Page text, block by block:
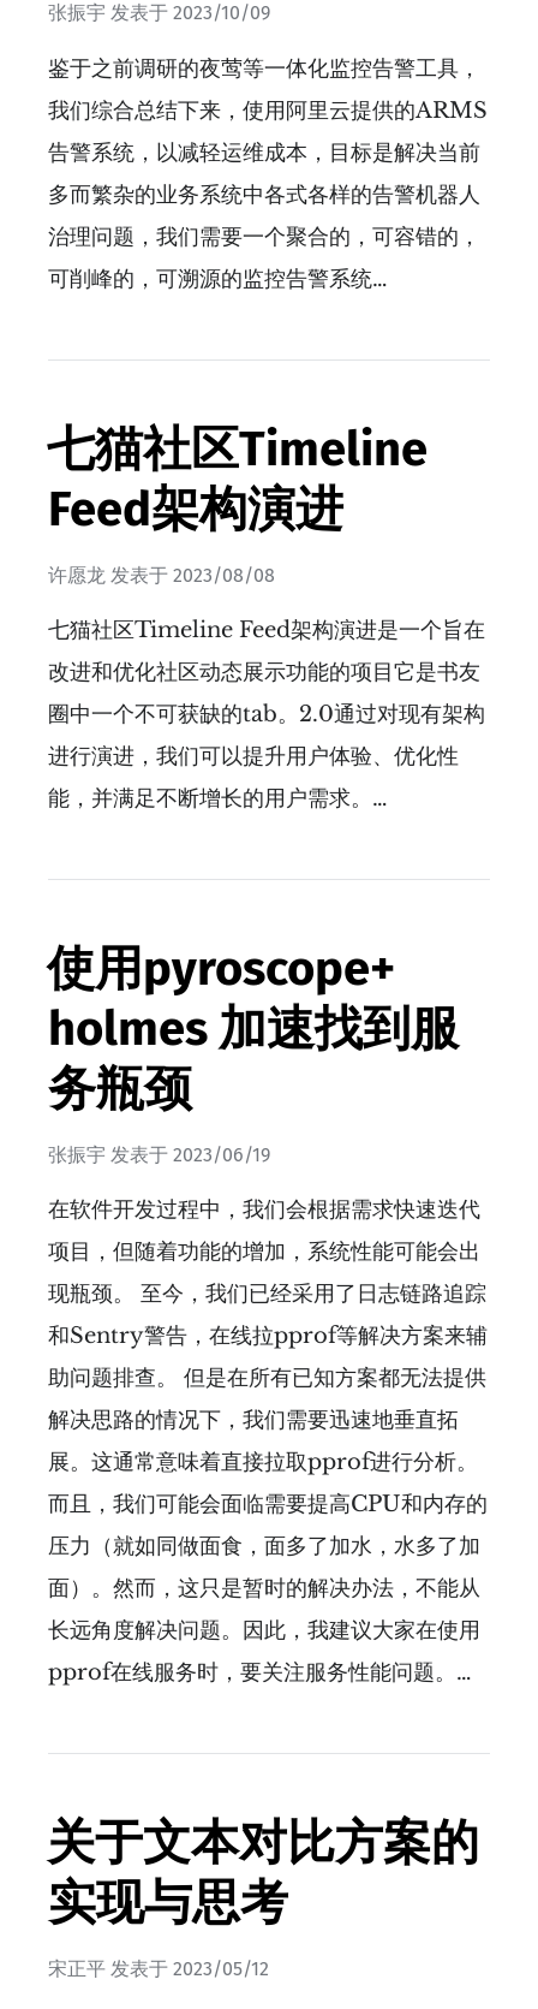
张振宇 发表于 2023/10/09
鉴于之前调研的夜莺等一体化监控告警工具，
我们综合总结下来，使用阿里云提供的ARMS
告警系统，以减轻运维成本，目标是解决当前
多而繁杂的业务系统中各式各样的告警机器人
治理问题，我们需要一个聚合的，可容错的，
可削峰的，可溯源的监控告警系统…
七猫社区Timeline
Feed架构演进
许愿龙 发表于 2023/08/08
七猫社区Timeline Feed架构演进是一个旨在
改进和优化社区动态展示功能的项目它是书友
圈中一个不可获缺的tab。2.0通过对现有架构
进行演进，我们可以提升用户体验、优化性
能，并满足不断增长的用户需求。…
使用pyroscope+
holmes 加速找到服
务瓶颈
张振宇 发表于 2023/06/19
在软件开发过程中，我们会根据需求快速迭代
项目，但随着功能的增加，系统性能可能会出
现瓶颈。 至今，我们已经采用了日志链路追踪
和Sentry警告，在线拉pprof等解决方案来辅
助问题排查。 但是在所有已知方案都无法提供
解决思路的情况下，我们需要迅速地垂直拓
展。这通常意味着直接拉取pprof进行分析。
而且，我们可能会面临需要提高CPU和内存的
压力（就如同做面食，面多了加水，水多了加
面）。然而，这只是暂时的解决办法，不能从
长远角度解决问题。因此，我建议大家在使用
pprof在线服务时，要关注服务性能问题。…
关于文本对比方案的
实现与思考
宋正平 发表于 2023/05/12